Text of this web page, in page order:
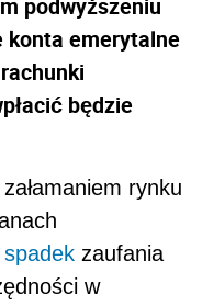
podwyższeniu
konta emerytalne
będzie
rynku
spadek zaufania
w